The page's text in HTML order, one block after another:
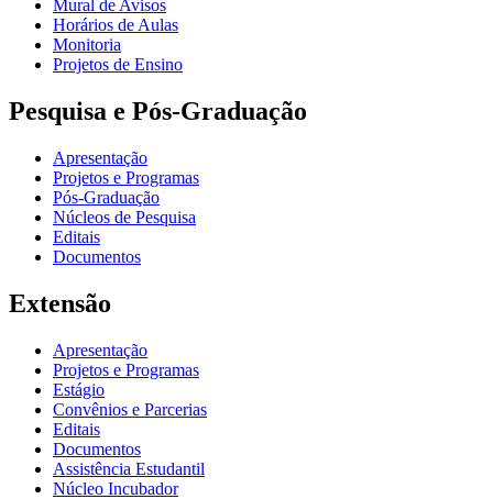
Mural de Avisos
Horários de Aulas
Monitoria
Projetos de Ensino
Pesquisa e Pós-Graduação
Apresentação
Projetos e Programas
Pós-Graduação
Núcleos de Pesquisa
Editais
Documentos
Extensão
Apresentação
Projetos e Programas
Estágio
Convênios e Parcerias
Editais
Documentos
Assistência Estudantil
Núcleo Incubador